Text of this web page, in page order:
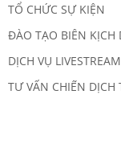
TỔ CHỨC SỰ KIỆN
ĐÀO TẠO BIÊN KỊCH
DỊCH VỤ
TƯ VẤN CHIẾN DỊCH